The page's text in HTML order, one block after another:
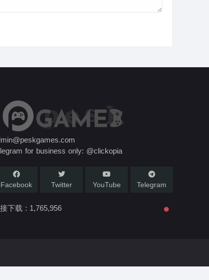
for business only: @clickopia
Facebook Twitter YouTube Telegram
下载 : 1,765,956